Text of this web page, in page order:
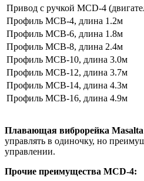
Привод с ручкой MCD-4
Профиль MCB-4, длина 1.2м
Профиль MCB-6, длина 1.8м
Профиль MCB-8, длина 2.4м
Профиль MCB-10, длина 3.0м
Профиль MCB-12, длина 3.7м
Профиль MCB-14, длина 4.3м
Профиль MCB-16, длина 4.9м
Плавающая виброрейка
управлять в одиночку, но
управлении.
Прочие преимущества MСD-4: